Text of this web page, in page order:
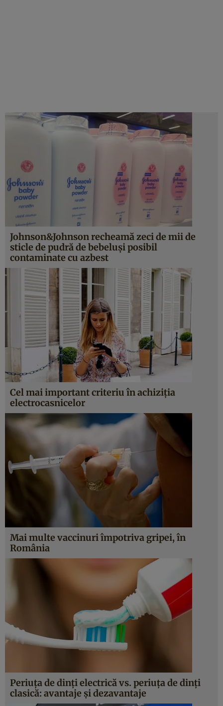
Johnson&Johnson recheamă zeci de mii de
sticle de pudră de bebeluşi posibil
contaminate cu azbest
Cel mai important criteriu în achiziţia
electrocasnicelor
Mai multe vaccinuri împotriva gripei, în
România
Periuţa de dinţi electrică vs. periuţa de dinţi
clasică: avantaje şi dezavantaje